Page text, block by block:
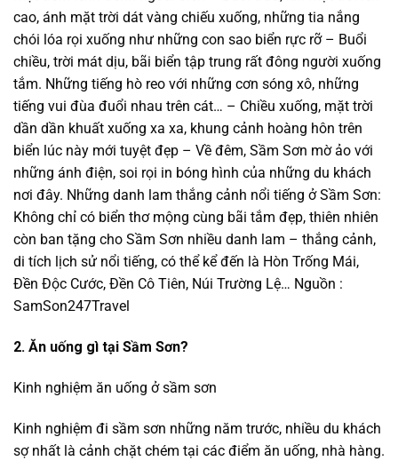
cao, ánh mặt trời dát vàng chiếu xuống, những tia nắng
chói lóa rọi xuống như những con sao biển rực rỡ – Buổi
chiều, trời mát dịu, bãi biển tập trung rất đông người xuống
tắm. Những tiếng hò reo với những cơn sóng xô, những
tiếng vui đùa đuổi nhau trên cát… – Chiều xuống, mặt trời
dần dần khuất xuống xa xa, khung cảnh hoàng hôn trên
biển lúc này mới tuyệt đẹp – Về đêm, Sầm Sơn mờ ảo với
những ánh điện, soi rọi in bóng hình của những du khách
nơi đây. Những danh lam thắng cảnh nổi tiếng ở Sầm Sơn:
Không chỉ có biển thơ mộng cùng bãi tắm đẹp, thiên nhiên
còn ban tặng cho Sầm Sơn nhiều danh lam – thắng cảnh,
di tích lịch sử nổi tiếng, có thể kể đến là Hòn Trống Mái,
Đền Độc Cước, Đền Cô Tiên, Núi Trường Lệ… Nguồn :
SamSon247Travel
2. Ăn uống gì tại Sầm Sơn?
Kinh nghiệm ăn uống ở sầm sơn
Kinh nghiệm đi sầm sơn những năm trước, nhiều du khách
sợ nhất là cảnh chặt chém tại các điểm ăn uống, nhà hàng.